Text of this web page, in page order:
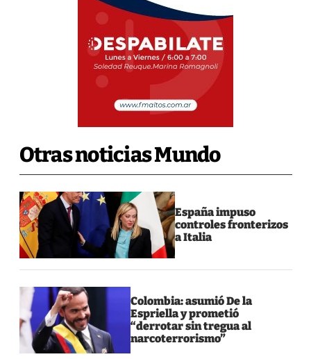
Otras noticias Mundo
España impuso
controles fronterizos
a Italia
Colombia: asumió De la
Espriella y prometió
“derrotar sin tregua al
narcoterrorismo”